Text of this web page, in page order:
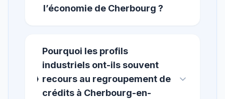
l’économie de Cherbourg ?
Pourquoi les profils
industriels ont-ils souvent
recours au regroupement de
crédits à Cherbourg-en-